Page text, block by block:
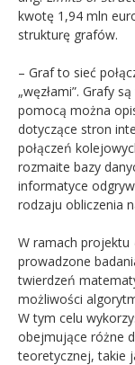
kwotę 1,94 mln
strukturę grafów.
– Graf to sieć
„węzłami”. Grafy
pomocą można
dotyczące stron
połączeń
rozmaite bazy
informatyce
rodzaju obliczenia
W ramach projektu
prowadzone
twierdzeń
możliwości
W tym celu
obejmujące różne
teoretycznej, takie